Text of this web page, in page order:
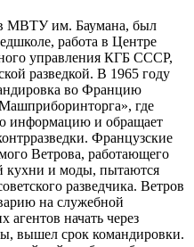
МВТУ им. Баумана, был
работа в Центре
управления КГБ СССР,
разведкой. В 1965 году
во Францию
где
информацию и обращает
Французские
Ветрова, работающего
кухни и моды, пытаются
разведчика. Ветров
на служебной
начать через
вышел срок командировки.